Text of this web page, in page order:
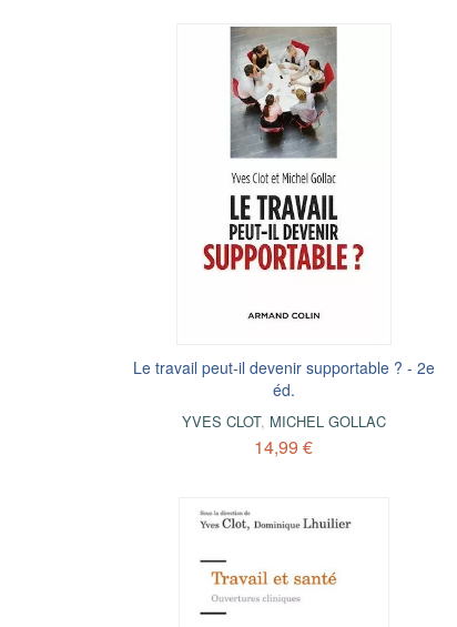
Le travail peut-il devenir supportable ? - 2e
éd.
YVES CLOT, MICHEL GOLLAC
14,99 €